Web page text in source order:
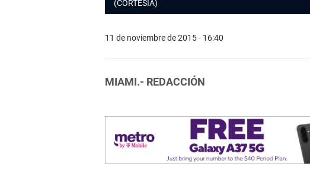
(CORTESÍA)
11 de noviembre de 2015 - 16:40
MIAMI.- REDACCIÓN